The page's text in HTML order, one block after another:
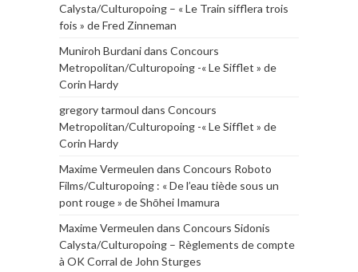
Calysta/Culturopoing – « Le Train sifflera trois
fois » de Fred Zinneman
Muniroh Burdanidans Concours
Metropolitan/Culturopoing -« Le Sifflet » de
Corin Hardy
gregory tarmoul dans Concours
Metropolitan/Culturopoing -« Le Sifflet » de
Corin Hardy
Maxime Vermeulen dans Concours Roboto
Films/Culturopoing : « De l’eau tiède sous un
pont rouge » de Shōhei Imamura
Maxime Vermeulen dans Concours Sidonis
Calysta/Culturopoing – Règlements de compte
à OK Corral de John Sturges